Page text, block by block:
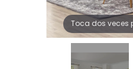
Toca dos veces